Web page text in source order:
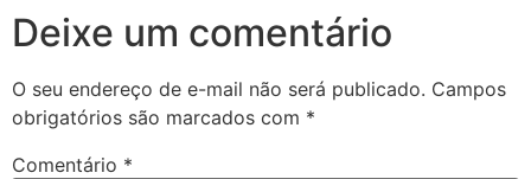
Deixe um comentário
O seu endereço de e-mail não será publicado. Campos
obrigatórios são marcados com *
Comentário *